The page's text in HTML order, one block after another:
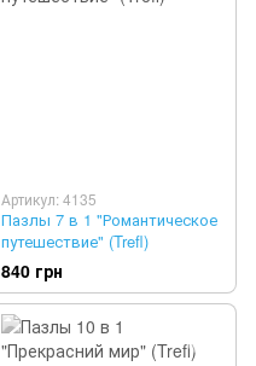
Артикул: 4135
Пазлы 7 в 1 "Романтическое
путешествие" (Trefl)
840 грн